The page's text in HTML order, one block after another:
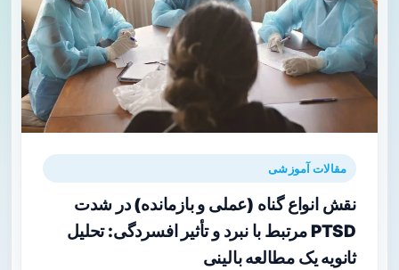
مقالات آموزشی
نقش انواع گناه (عملی و بازمانده) در شدت
PTSD مرتبط با نبرد و تأثیر افسردگی: تحلیل
ثانویه یک مطالعه بالینی